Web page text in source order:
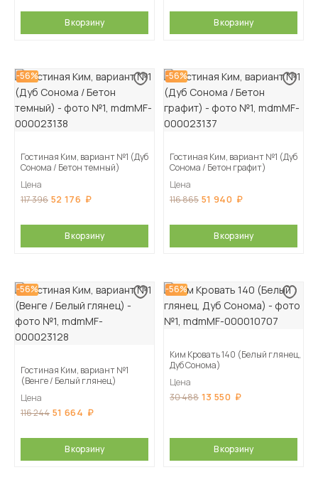
В корзину В корзину
-56%
Гостиная Ким, вариант №1 (Дуб
Сонома / Бетон темный)
Цена
117 396 52 176
В корзину
-56%
Гостиная Ким, вариант №1 (Дуб
Сонома / Бетон графит)
Цена
116 865 51 940
В корзину
-56%
Гостиная Ким, вариант №1
(Венге / Белый глянец)
Цена
116 244 51 664
В корзину
-56%
Ким Кровать 140 (Белый глянец,
Дуб Сонома)
Цена
30 488 13 550
В корзину